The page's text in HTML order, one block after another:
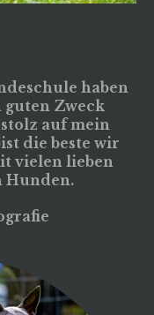
haben
Zweck
auf mein
die beste wir
vielen lieben
Hunden.